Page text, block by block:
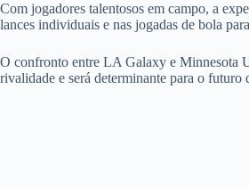
Com jogadores talentosos em campo, a
lances individuais e nas jogadas de bola
O confronto entre LA Galaxy e Minnesota
rivalidade e será determinante para o futuro